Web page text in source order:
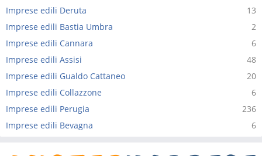
13
Imprese edili Deruta
2
Imprese edili Bastia Umbra
6
Imprese edili Cannara
48
Imprese edili Assisi
20
Imprese edili Gualdo Cattaneo
6
Imprese edili Collazzone
236
Imprese edili Perugia
6
Imprese edili Bevagna